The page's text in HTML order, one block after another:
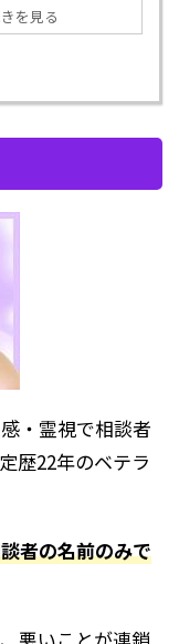
を見る
・霊視で相談者
歴22年のベテラ
者の名前のみで